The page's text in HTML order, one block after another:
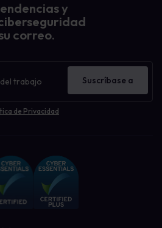
y
correo.
de Privacidad
Suscríbase a